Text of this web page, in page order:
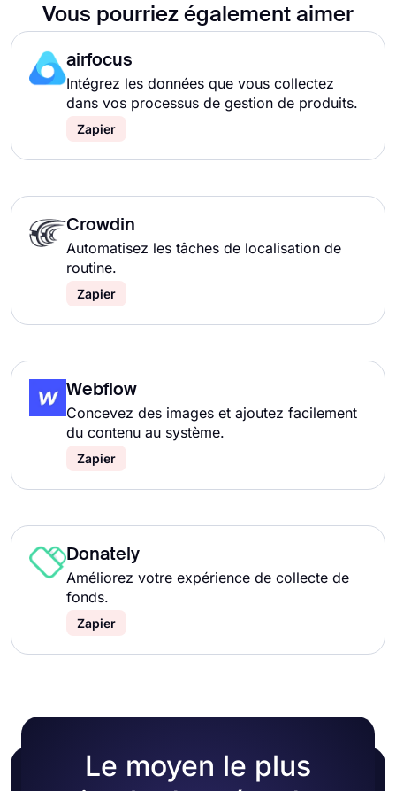
Vous pourriez également aimer
airfocus
Intégrez les données que vous collectez
dans vos processus de gestion de produits.
Zapier
Crowdin
Automatisez les tâches de localisation de
routine.
Zapier
Webflow
Concevez des images et ajoutez facilement
du contenu au système.
Zapier
Donately
Améliorez votre expérience de collecte de
fonds.
Zapier
Le moyen le plus